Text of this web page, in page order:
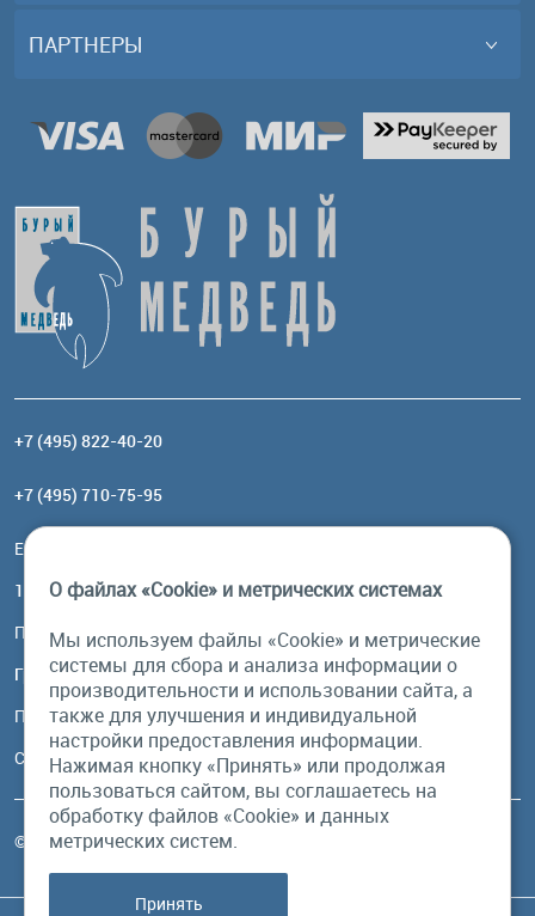
ПАРТНЕРЫ
+7 (495) 822-40-20
+7 (495) 710-75-95
Email:
117485, Москва, ул. Профсоюзная, 84/32, корп 1
Посмотреть на карте
График работы
Пн-Пт: с 10:00 до 18:00
Сб, Вс: выходной
© Бурый Медведь MMXXVI. Все права защищены.
О файлах «Cookie» и метрических системах
Мы используем файлы «Cookie» и метрические
системы для сбора и анализа информации о
производительности и использовании сайта, а
также для улучшения и индивидуальной
настройки предоставления информации.
Нажимая кнопку «Принять» или продолжая
пользоваться сайтом, вы соглашаетесь на
обработку файлов «Cookie» и данных
метрических систем.
Принять